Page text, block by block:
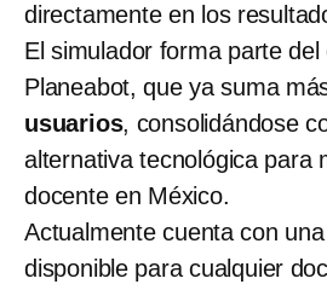
directamente en los
El simulador forma parte
Planeabot, que ya suma
usuarios, consolidándose
alternativa tecnológica para
docente en México.
Actualmente cuenta con una
disponible para cualquier